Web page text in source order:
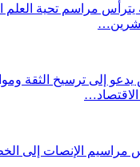
يترأس مراسم تحية العلم
إلى ترسيخ الثقة
مراسيم الإنصات إلى